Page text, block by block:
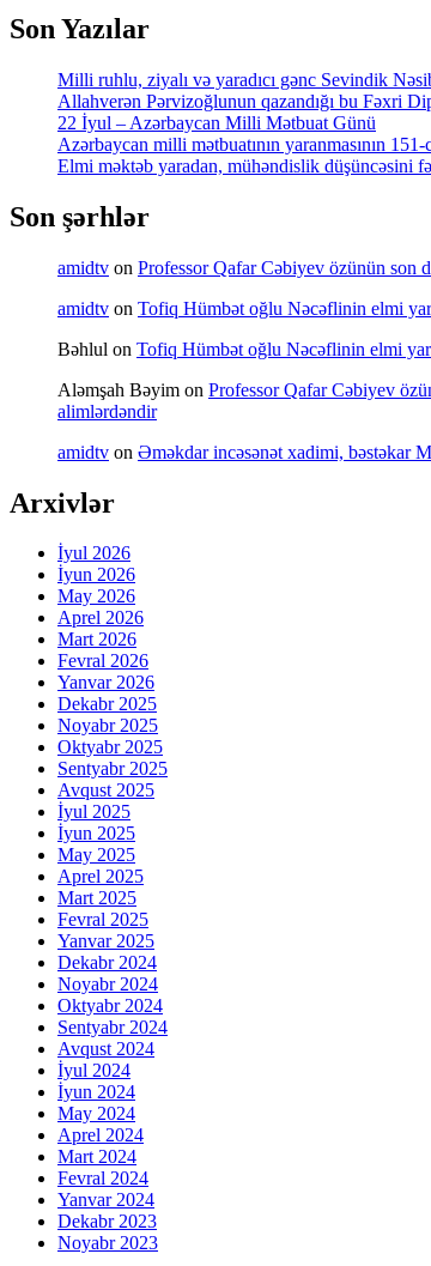
Son Yazılar
Milli ruhlu, ziyalı və yaradıcı gənc Sevindik
Allahverən Pərvizoğlunun qazandığı bu Fəxri
22 İyul – Azərbaycan Milli Mətbuat Günü
Azərbaycan milli mətbuatının yaranmasının
Elmi məktəb yaradan, mühəndislik düşüncəsini
Son şərhlər
amidtv on Professor Qafar Cəbiyev özünün son
amidtv on Tofiq Hümbət oğlu Nəcəflinin elmi
Bəhlul on Tofiq Hümbət oğlu Nəcəflinin elmi
Aləmşah Bəyim on Professor Qafar Cəbiyev
alimlərdəndir
amidtv on Əməkdar incəsənət xadimi, bəstəkar
Arxivlər
İyul 2026
İyun 2026
May 2026
Aprel 2026
Mart 2026
Fevral 2026
Yanvar 2026
Dekabr 2025
Noyabr 2025
Oktyabr 2025
Sentyabr 2025
Avqust 2025
İyul 2025
İyun 2025
May 2025
Aprel 2025
Mart 2025
Fevral 2025
Yanvar 2025
Dekabr 2024
Noyabr 2024
Oktyabr 2024
Sentyabr 2024
Avqust 2024
İyul 2024
İyun 2024
May 2024
Aprel 2024
Mart 2024
Fevral 2024
Yanvar 2024
Dekabr 2023
Noyabr 2023